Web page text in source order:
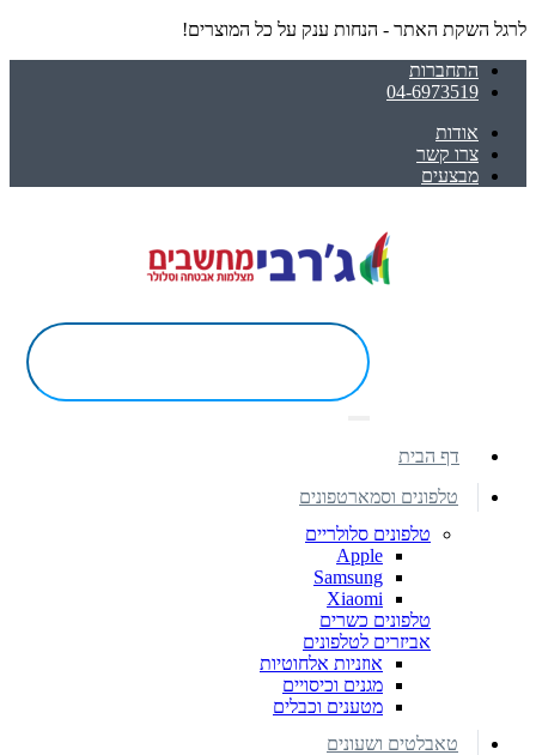
לרגל השקת האתר - הנחות ענק על כל המוצרים!
התחברות
04-6973519
אודות
צרו קשר
מבצעים
דף הבית
טלפונים וסמארטפונים
טלפונים סלולריים
Apple
Samsung
Xiaomi
טלפונים כשרים
אביזרים לטלפונים
אוזניות אלחוטיות
מגנים וכיסויים
מטענים וכבלים
טאבלטים ושעונים